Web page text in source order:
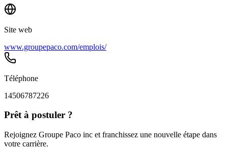
Site web
www.groupepaco.com/emplois/
Téléphone
14506787226
Prêt à postuler ?
Rejoignez Groupe Paco inc et franchissez une nouvelle étape dans
votre carrière.